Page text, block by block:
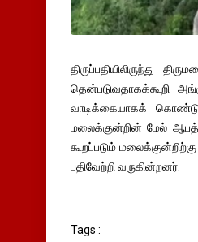
திருப்பதியிலிருந்து
தென்படுவதாகக்கூறி
வாடிக்கையாகக்
மலைக்குன்றின் மேல்
கூறப்படும்
பதிவேற்றி வருகின்றனர்.
Tags :